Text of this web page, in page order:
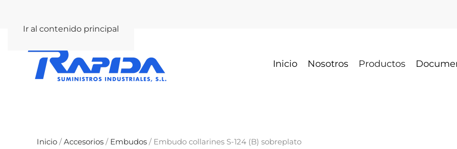
Ir al contenido principal
Inicio Nosotros Productos
Inicio /Accesorios / Embudos / Embudo collarines S-124 (B) sobreplato